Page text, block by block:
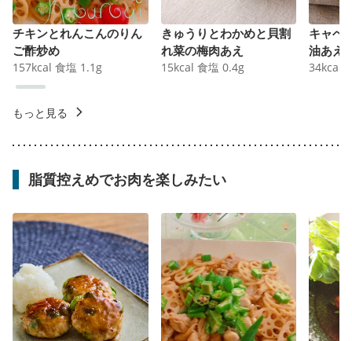
チキンとれんこんのりん
ご酢炒め
157kcal 食塩 1.1 g
きゅうりとわかめと貝割
れ菜の梅肉あえ
15kcal 食塩 0.4g
キャベ
油あえ
34kcal
もっと見る
脂質控えめでお肉を楽しみたい